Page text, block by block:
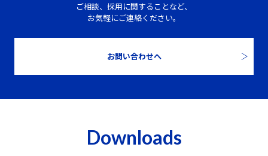
ご相談、採用に関することなど、
お気軽にご連絡ください。
お問い合わせへ
Downloads